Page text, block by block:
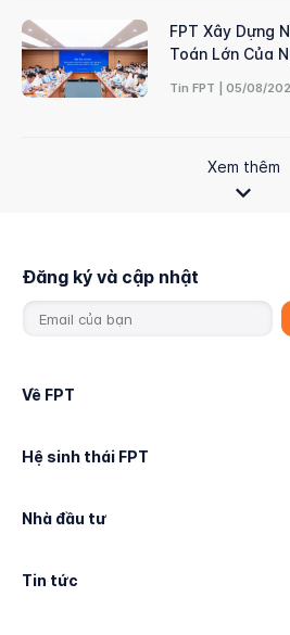
FPT Xây Dựng
Toán Lớn Của
Tin FPT | 05/08/
Xem thêm
Đăng ký và cập nhật
Về FPT
Hệ sinh thái FPT
Nhà đầu tư
Tin tức